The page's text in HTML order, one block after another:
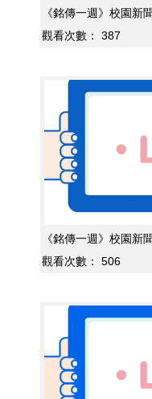
《銘傳一週》校園新
觀看次數：
387
《銘傳一週》校園新
觀看次數：
506